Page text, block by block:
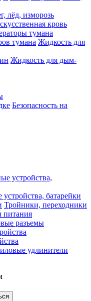
лёд, изморозь
кровь
тумана
Жидкость для
Жидкость для дым-
Безопасность на
батарейки
Тройники, переходники
питания
разъемы
удлинители